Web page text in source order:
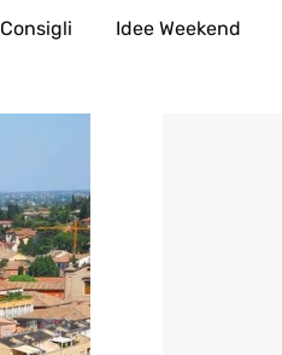
Consigli Idee Weekend